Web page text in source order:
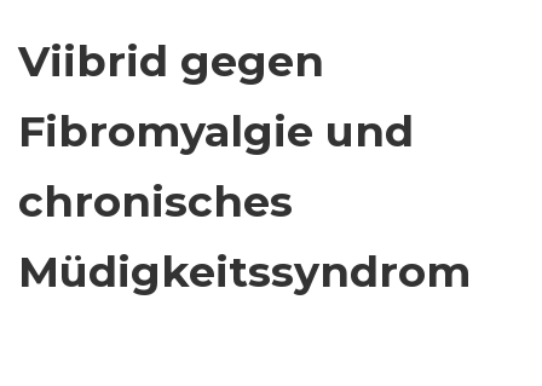
Viibrid gegen
Fibromyalgie und
chronisches
Müdigkeitssyndrom